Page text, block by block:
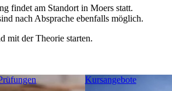
findet am Standort in Moers statt.
nach Absprache ebenfalls möglich.
mit der Theorie starten.
Kursangebote